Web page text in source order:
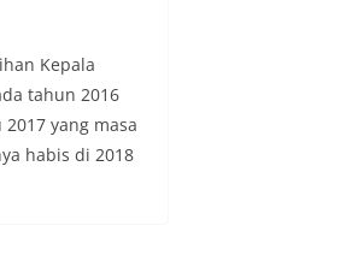
Kepala
tahun 2016
yang masa
habis di 2018